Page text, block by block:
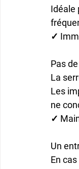
Idéale
✓
Pas
La
Les
ne
✓
Un
En